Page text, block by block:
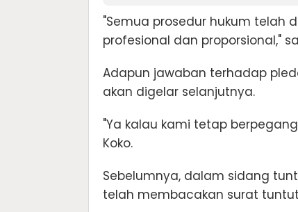
"Semua prosedur hukum telah
profesional dan proporsional,"
Adapun jawaban terhadap
akan digelar selanjutnya.
"Ya kalau kami tetap
Koko.
Sebelumnya, dalam sidang
telah membacakan surat